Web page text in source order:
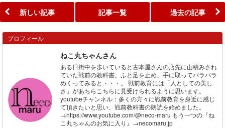
新しい記事 記事一覧 過去の記事
プロフィール
ねこ丸ちゃんさん
ある日街中を歩いていると古本屋さんの店先に山積みされ
ていた戦前の教科書。ふと足を止め、手に取ってパラパラ
めくってみると・・・。 戦前教育には「人としての美し
さ」があちらこちらに見受けられるように思います。
youtubeチャンネル：多くの方々に戦前教育を身近に感じ
て頂きたいと思い、戦前教科書の朗読を始めました。
→https://www.youtube.com/@neco-maru もう一つの『ね
こ丸ちゃんのお気に入り』→necomaru.jp